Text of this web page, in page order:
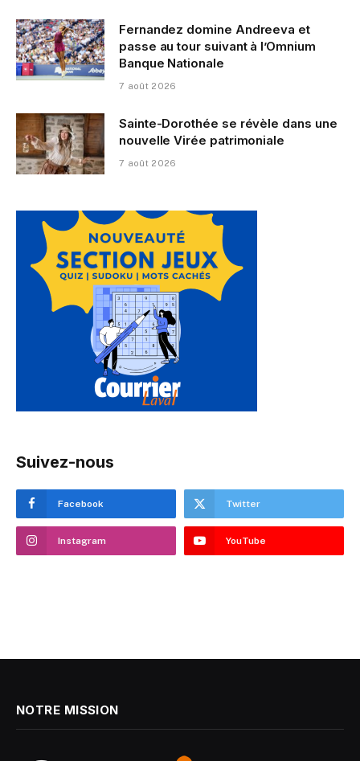
Fernandez domine Andreeva et
passe au tour suivant à l’Omnium
Banque Nationale
7 août 2026
Sainte-Dorothée se révèle dans une
nouvelle Virée patrimoniale
7 août 2026
Suivez-nous
Facebook Twitter
Instagram YouTube
NOTRE MISSION